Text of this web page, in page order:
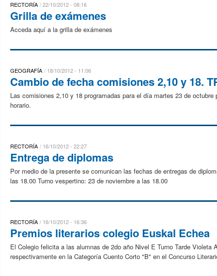
RECTORÍA 22/10/2012 - 08:16
Grilla de exámenes
Acceda aquí a la grilla de exámenes
GEOGRAFÍA 18/10/2012 - 11:06
Cambio de fecha comisiones 2,10 y 18.
Las comisiones 2,10 y 18 programadas para el día martes 23 de
horario.
RECTORÍA 16/10/2012 - 22:27
Entrega de diplomas
Por medio de la presente se comunican las fechas de entregas de
las 18.00 Turno vespertino: 23 de noviembre a las 18.00
RECTORÍA 16/10/2012 - 16:36
Premios literarios colegio Euskal Echea
El Colegio felicita a las alumnas de 2do año Nivel E Turno Tarde
respectivamente en la Categoría Cuento Corto "B" en el Concurso